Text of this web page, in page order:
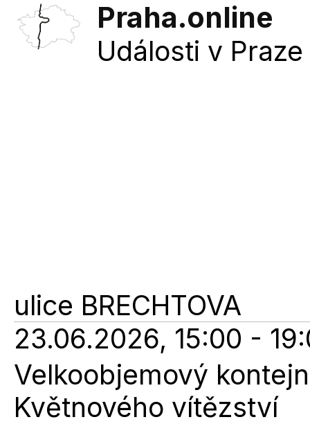
Praha.online
Události v
ulice BRECHTOVA
23.06.2026, 15:00 -
Velkoobjemový
Květnového vítězství